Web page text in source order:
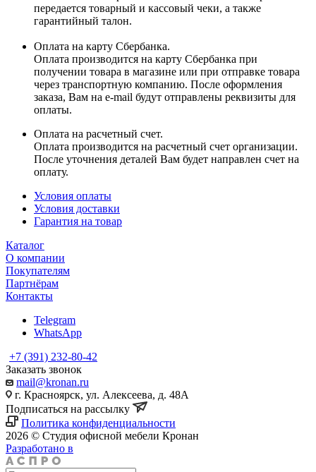
передается товарный и кассовый чеки, а также
гарантийный талон.
Оплата на карту Сбербанка.
Оплата производится на карту Сбербанка при
получении товара в магазине или при отправке товара
через транспортную компанию. После оформления
заказа, Вам на e-mail будут отправлены реквизиты для
оплаты.
Оплата на расчетный счет.
Оплата производится на расчетный счет организации.
После уточнения деталей Вам будет направлен счет на
оплату.
Условия оплаты
Условия доставки
Гарантия на товар
Каталог
О компании
Покупателям
Партнёрам
Контакты
Telegram
WhatsApp
+7 (391) 232-80-42
Заказать звонок
mail@kronan.ru
г. Красноярск, ул. Алексеева, д. 48А
Подписаться на рассылку
Политика конфиденциальности
2026 © Студия офисной мебели Кронан
Разработано в